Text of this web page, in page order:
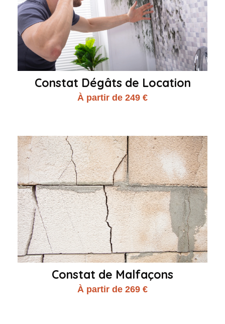
Constat Dégâts de Location
À partir de 249 €
Constat de Malfaçons
À partir de 269 €